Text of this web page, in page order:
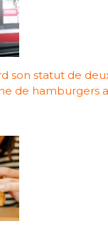
son statut de
de hamburgers